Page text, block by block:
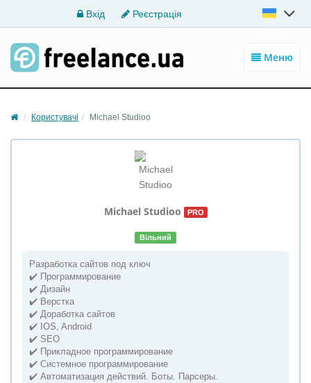
Вхід Реєстрація
Меню
Користувачі Michael Studioo
Michael Studioo PRO
Вільний
Разработка сайтов под ключ
✔️ Программирование
✔️ Дизайн
✔️ Верстка
✔️ Доработка сайтов
✔️ IOS, Android
✔️ SEO
✔️ Прикладное программирование
✔️ Системное программирование
✔️ Автоматизация действий. Боты. Парсеры.